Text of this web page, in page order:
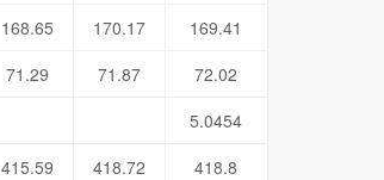
168.65 170.17
169.41
71.29 71.87
72.02
5.0454
415.59 418.72
418.8